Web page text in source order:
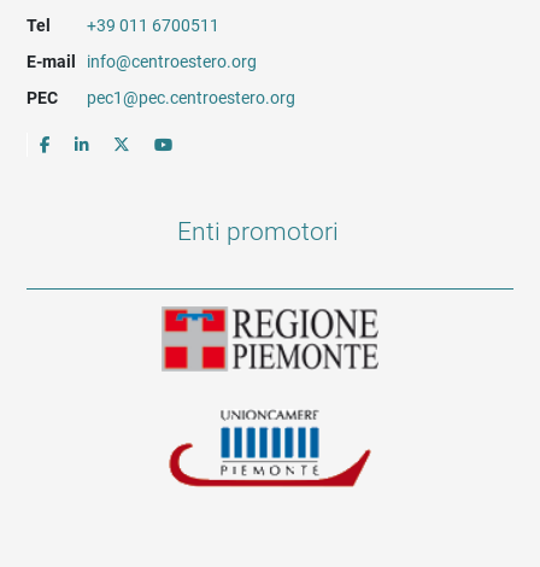
Tel
+39 011 6700511
E-mail
info@centroestero.org
PEC
pec1@pec.centroestero.org
Enti promotori